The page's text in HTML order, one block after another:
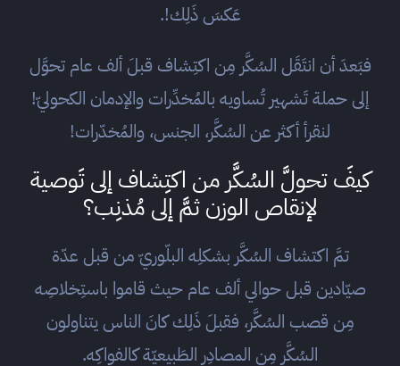
عَكسَ ذَلِك!.
فبَعدَ أن انتَقَل السُكَّر مِن اكتِشاف قبلَ ألف عام تحوَّل
إلى حملة تَشهير تُساويه بالمُخدِّرات والإدمان الكحوليّ!
لنقرأ أكثر عن السُكَّر، الجنس، والمُخدّرات!
كيفَ تحولَّ السُكَّر من اكتِشاف إلى تَوصية
لإنقاص الوزن ثمَّ إلى مُذنِب؟
تمَّ اكتشاف السُكَّر بشكلِه البلّوريّ من قبل عدّة
صيّادين قبل حوالي ألف عام حيث قاموا باستِخلاصِه
مِن قصب السُكَّر، فقبلَ ذَلِك كانَ الناس يتناولون
السُكَّر مِن المصادِر الطَبيعيّة كالفواكِه.